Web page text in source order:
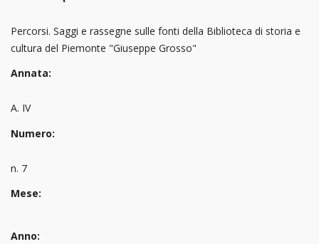
Percorsi. Saggi e rassegne sulle fonti della Biblioteca di storia e
cultura del Piemonte "Giuseppe Grosso"
Annata:
A. IV
Numero:
n. 7
Mese:
Anno: